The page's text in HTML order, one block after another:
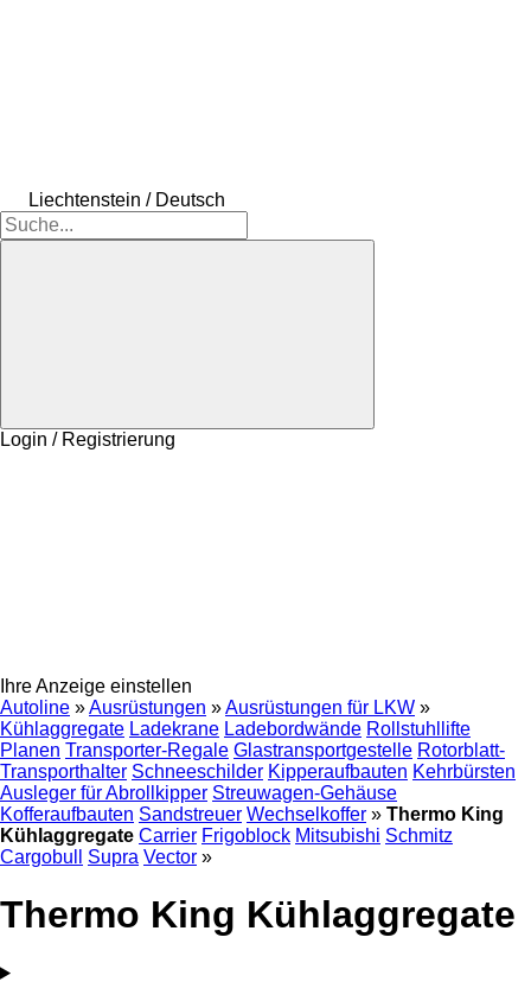
Liechtenstein / Deutsch
Login / Registrierung
Ihre Anzeige einstellen
Autoline »Ausrüstungen »Ausrüstungen für LKW »
Kühlaggregate Ladekrane Ladebordwände Rollstuhllifte
Planen Transporter-Regale Glastransportgestelle Rotorblatt-
Transporthalter Schneeschilder Kipperaufbauten Kehrbürsten
Ausleger für Abrollkipper Streuwagen-Gehäuse
Kofferaufbauten Sandstreuer Wechselkoffer » Thermo King
Kühlaggregate Carrier Frigoblock Mitsubishi Schmitz
Cargobull
Supra Vector »
Thermo King Kühlaggregate